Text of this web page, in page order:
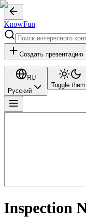
KnowFun
Создать презентацию
RU
Русский
Toggle
Inspection